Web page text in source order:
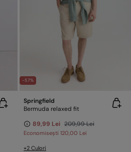
-57%
Springfield
Bermuda relaxed fit
89,99 Lei 209,99 Lei
Economisești 120,00 Lei
+2 Culori